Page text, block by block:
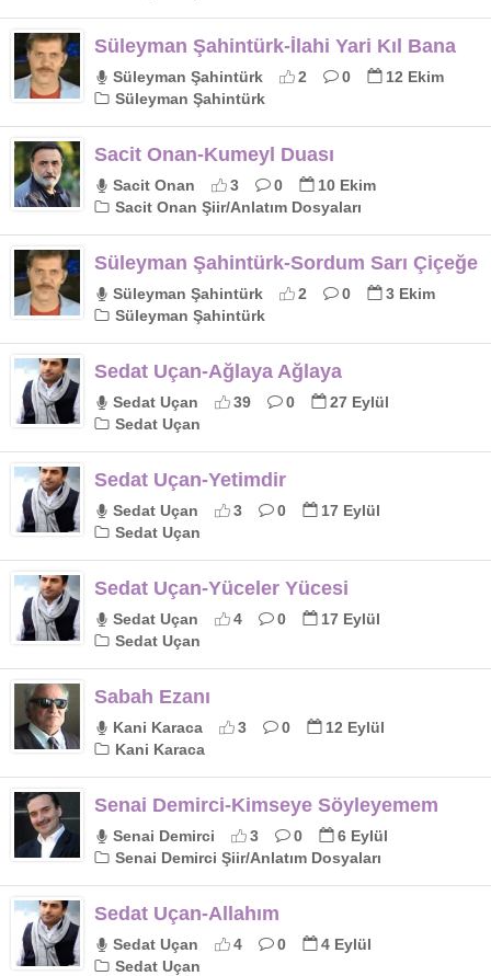
Süleyman Şahintürk-İlahi Yari Kıl Bana
Süleyman Şahintürk 2 0
12 Ekim
Süleyman Şahintürk
Sacit Onan-Kumeyl Duası
Sacit Onan 3 0
10 Ekim
Sacit Onan Şiir/Anlatım Dosyaları
Süleyman Şahintürk-Sordum Sarı Çiçeğe
Süleyman Şahintürk 2 0
3 Ekim
Süleyman Şahintürk
Sedat Uçan-Ağlaya Ağlaya
Sedat Uçan 39 0
27 Eylül
Sedat Uçan
Sedat Uçan-Yetimdir
Sedat Uçan 3 0
17 Eylül
Sedat Uçan
Sedat Uçan-Yüceler Yücesi
Sedat Uçan 4 0
17 Eylül
Sedat Uçan
Sabah Ezanı
Kani Karaca 3 0
12 Eylül
Kani Karaca
Senai Demirci-Kimseye Söyleyemem
Senai Demirci 3 0
6 Eylül
Senai Demirci Şiir/Anlatım Dosyaları
Sedat Uçan-Allahım
Sedat Uçan 4 0
4 Eylül
Sedat Uçan